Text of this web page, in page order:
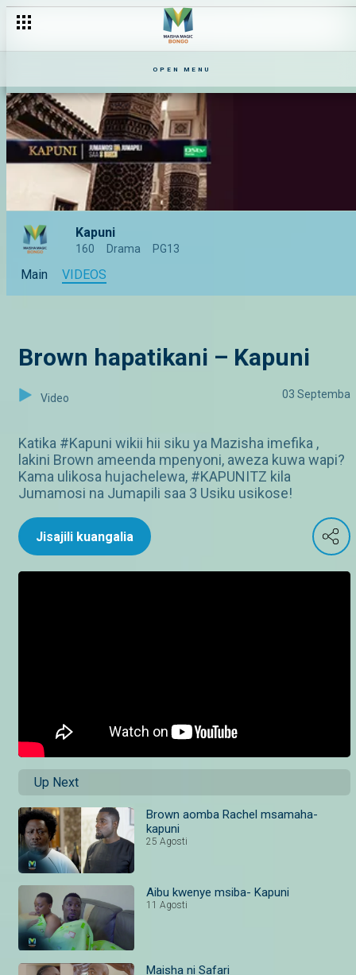
OPEN MENU
Kapuni
160 Drama PG13
Main VIDEOS
Brown hapatikani – Kapuni
Video 03 Septemba
Katika #Kapuni wikii hii siku ya Mazisha imefika ,
lakini Brown ameenda mpenyoni, aweza kuwa wapi?
Kama ulikosa hujachelewa, #KAPUNITZ kila
Jumamosi na Jumapili saa 3 Usiku usikose!
Jisajili kuangalia
Up Next
Brown aomba Rachel msamaha-
kapuni
25 Agosti
Aibu kwenye msiba- Kapuni
11 Agosti
Maisha ni Safari